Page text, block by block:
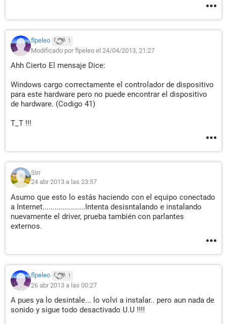
flpeleo 1
Modificado por flpeleo el 24/04/2013, 21:27
Ahh Cierto El mensaje Dice:
Windows cargo correctamente el controlador de dispositivo
para este hardware pero no puede encontrar el dispositivo
de hardware. (Codigo 41)
T_T !!!
Sirr
24 abr 2013 a las 23:57
Asumo que esto lo estás haciendo con el equipo conectado
a Internet.....................Intenta desisntalando e instalando
nuevamente el driver, prueba también con parlantes
externos.
flpeleo 1
26 abr 2013 a las 00:27
A pues ya lo desintale... lo volvi a instalar.. pero aun nada de
sonido y sigue todo desactivado U.U !!!!